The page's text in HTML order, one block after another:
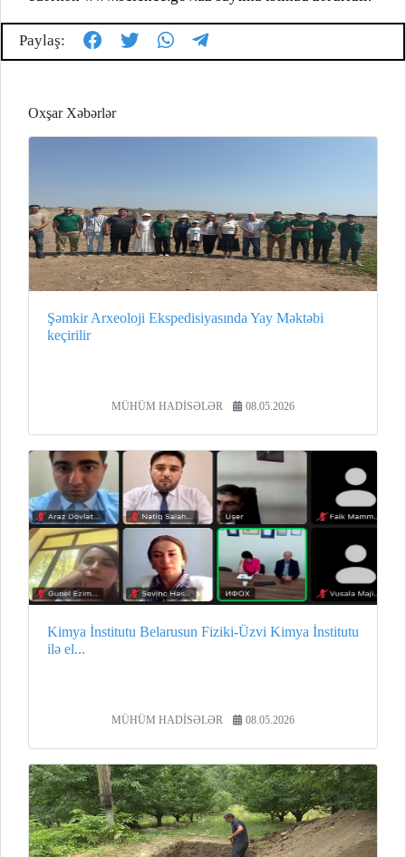
Paylaş:
Oxşar Xəbərlər
Şəmkir Arxeoloji Ekspedisiyasında Yay Məktəbi
keçirilir
MÜHÜM HADİSƏLƏR 08.05.2026
Kimya İnstitutu Belarusun Fiziki-Üzvi Kimya İnstitutu
ilə el...
MÜHÜM HADİSƏLƏR 08.05.2026